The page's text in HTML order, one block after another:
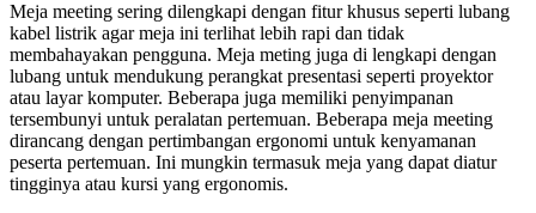
Meja meeting sering dilengkapi dengan fitur khusus seperti lubang
kabel listrik agar meja ini terlihat lebih rapi dan tidak
membahayakan pengguna. Meja meting juga di lengkapi dengan
lubang untuk mendukung perangkat presentasi seperti proyektor
atau layar komputer. Beberapa juga memiliki penyimpanan
tersembunyi untuk peralatan pertemuan. Beberapa meja meeting
dirancang dengan pertimbangan ergonomi untuk kenyamanan
peserta pertemuan. Ini mungkin termasuk meja yang dapat diatur
tingginya atau kursi yang ergonomis.